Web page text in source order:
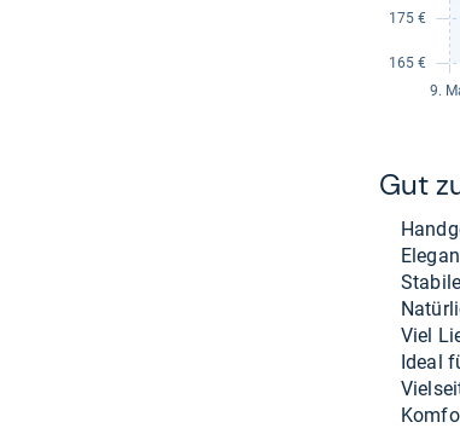
Gut
Viel
Ideal